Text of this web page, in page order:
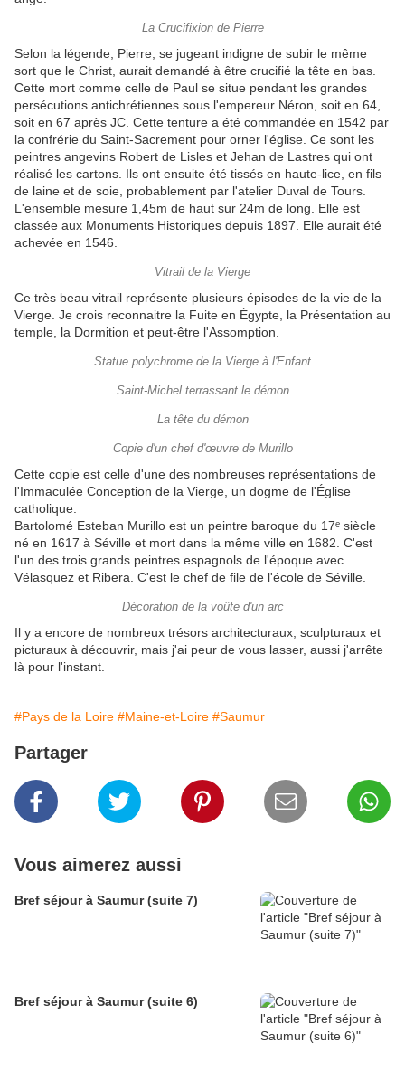
La Crucifixion de Pierre
Selon la légende, Pierre, se jugeant indigne de subir le même
sort que le Christ, aurait demandé à être crucifié la tête en bas.
Cette mort comme celle de Paul se situe pendant les grandes
persécutions antichrétiennes sous l'empereur Néron, soit en 64,
soit en 67 après JC. Cette tenture a été commandée en 1542 par
la confrérie du Saint-Sacrement pour orner l'église. Ce sont les
peintres angevins Robert de Lisles et Jehan de Lastres qui ont
réalisé les cartons. Ils ont ensuite été tissés en haute-lice, en fils
de laine et de soie, probablement par l'atelier Duval de Tours.
L'ensemble mesure 1,45m de haut sur 24m de long. Elle est
classée aux Monuments Historiques depuis 1897. Elle aurait été
achevée en 1546.
Vitrail de la Vierge
Ce très beau vitrail représente plusieurs épisodes de la vie de la
Vierge. Je crois reconnaitre la Fuite en Égypte, la Présentation au
temple, la Dormition et peut-être l'Assomption.
Statue polychrome de la Vierge à l'Enfant
Saint-Michel terrassant le démon
La tête du démon
Copie d'un chef d'œuvre de Murillo
Cette copie est celle d'une des nombreuses représentations de
l'Immaculée Conception de la Vierge, un dogme de l'Église
catholique.
Bartolomé Esteban Murillo est un peintre baroque du 17ᵉ siècle
né en 1617 à Séville et mort dans la même ville en 1682. C'est
l'un des trois grands peintres espagnols de l'époque avec
Vélasquez et Ribera. C'est le chef de file de l'école de Séville.
Décoration de la voûte d'un arc
Il y a encore de nombreux trésors architecturaux, sculpturaux et
picturaux à découvrir, mais j'ai peur de vous lasser, aussi j'arrête
là pour l'instant.
#Pays de la Loire #Maine-et-Loire #Saumur
Partager
Vous aimerez aussi
Bref séjour à Saumur (suite 7)
Bref séjour à Saumur (suite 6)